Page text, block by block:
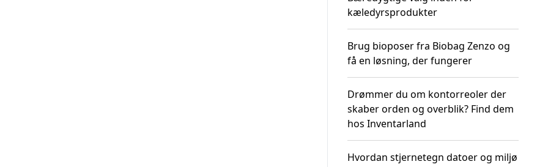
kæledyrsprodukter
Brug bioposer fra Biobag Zenzo og
få en løsning, der fungerer
Drømmer du om kontorreoler der
skaber orden og overblik? Find dem
hos Inventarland
Hvordan stjernetegn datoer og miljø